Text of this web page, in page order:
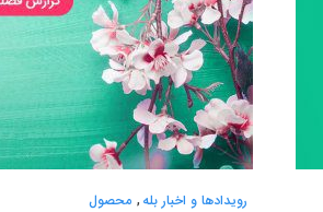
رویدادها و اخبار بله , محصول